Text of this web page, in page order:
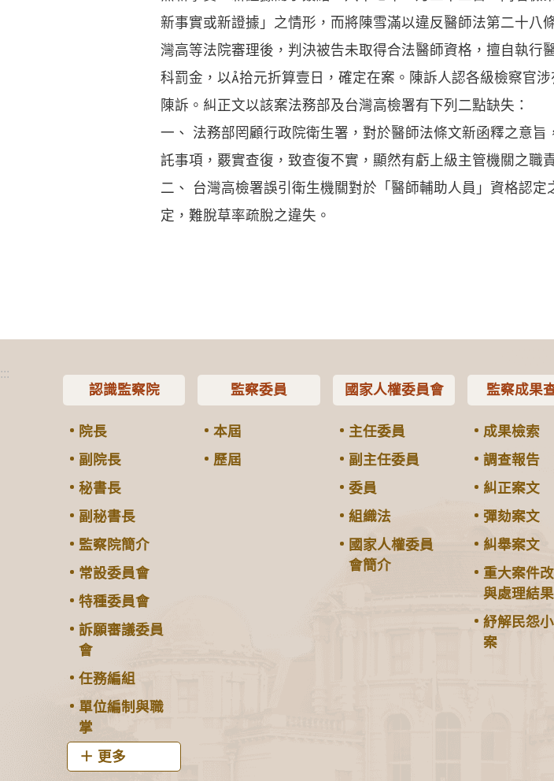
新事實或新證據」之情形，而將陳雪滿以違反醫師法第二十八
灣高等法院審理後，判決被告未取得合法醫師資格，擅自執行
科罰金，以拾元折算壹日，確定在案。陳訴人認各級檢察官
陳訴。糾正文以該案法務部及台灣高檢署有下列二點缺失：
一、 法務部罔顧行政院衛生署，對於醫師法條文新函釋之意
託事項，覈實查復，致查復不實，顯然有虧上級主管機關之職
二、 台灣高檢署誤引衛生機關對於「醫師輔助人員」資格認
定，難脫草率疏脫之違失。
:::
認識監察院
院長
副院長
秘書長
副秘書長
監察院簡介
常設委員會
特種委員會
訴願審議委員
會
任務編組
單位編制與職
掌
更多
監察委員
本屆
歷屆
國家人權委員會
主任委員
副主任委員
委員
組織法
國家人權委員
會簡介
監察成果
成果檢索
調查報告
糾正案文
彈劾案文
糾舉案文
重大案件
與處理結果
紓解民怨
案